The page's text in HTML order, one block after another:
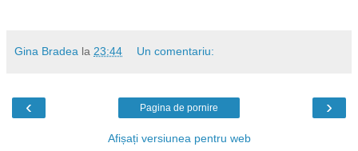
Gina Bradea la 23:44 Un comentariu:
‹ ›
Pagina de pornire
Afișați versiunea pentru web